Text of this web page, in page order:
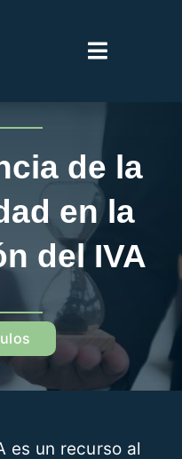
Toggle
de la
en la
del IVA
es un recurso al